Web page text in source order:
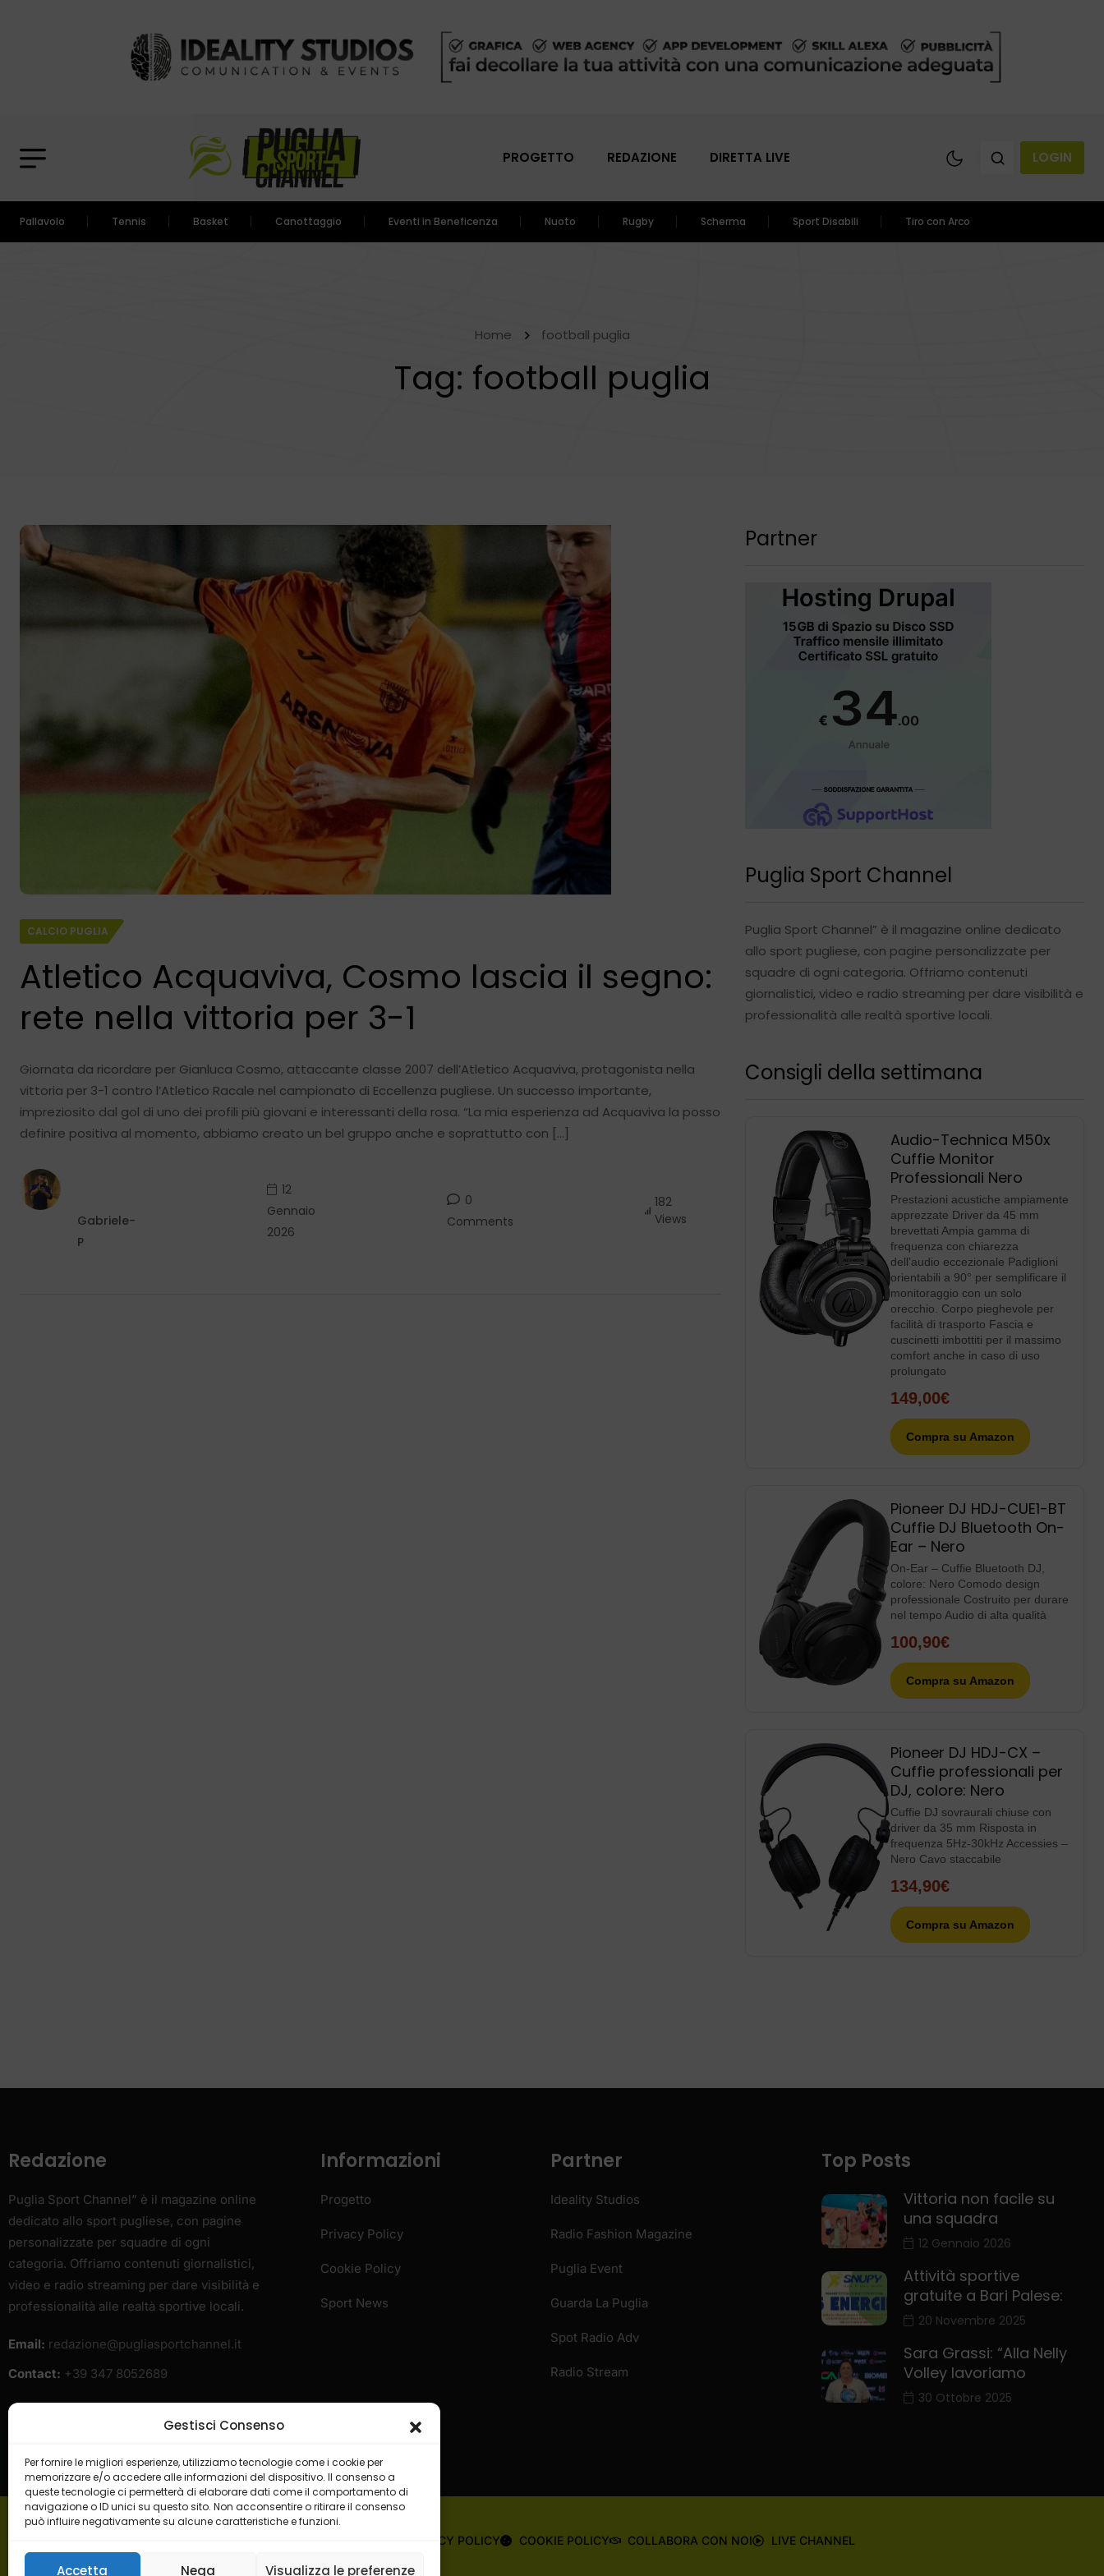
Gestisci Consenso
Per fornire le migliori esperienze, utilizziamo tecnologie come i cookie per
memorizzare e/o accedere alle informazioni del dispositivo. Il consenso a
queste tecnologie ci permetterà di elaborare dati come il comportamento di
navigazione o ID unici su questo sito. Non acconsentire o ritirare il consenso
può influire negativamente su alcune caratteristiche e funzioni.
Accetta Nega Visualizza le preferenze
PROGETTO REDAZIONE DIRETTA LIVE LOGIN
Pallavolo Tennis Basket Canottaggio Eventi in Beneficenza Nuoto Rugby Scherma Sport Disabili Tiro con Arco
Home football puglia
Tag: football puglia
CALCIO PUGLIA
Atletico Acquaviva, Cosmo lascia il segno:
rete nella vittoria per 3-1
Giornata da ricordare per Gianluca Cosmo, attaccante classe 2007 dell’Atletico Acquaviva, protagonista nella
vittoria per 3-1 contro l’Atletico Racale nel campionato di Eccellenza pugliese. Un successo importante,
impreziosito dal gol di uno dei profili più giovani e interessanti della rosa. “La mia esperienza ad Acquaviva la posso
definire positiva al momento, abbiamo creato un bel gruppo anche e soprattutto con […]
Gabriele-
P
12
Gennaio
2026
0
Comments
182
Views
Partner
Puglia Sport Channel
Puglia Sport Channel” è il magazine online dedicato
allo sport pugliese, con pagine personalizzate per
squadre di ogni categoria. Offriamo contenuti
giornalistici, video e radio streaming per dare visibilità e
professionalità alle realtà sportive locali.
Consigli della settimana
Audio-Technica M50x
Cuffie Monitor
Professionali Nero
Prestazioni acustiche ampiamente
apprezzate Driver da 45 mm
brevettati Ampia gamma di
frequenza con chiarezza
dell’audio eccezionale Padiglioni
orientabili a 90° per semplificare il
monitoraggio con un solo
orecchio. Corpo pieghevole per
facilità di trasporto Fascia e
cuscinetti imbottiti per il massimo
comfort anche in caso di uso
prolungato
149,00€
Compra su Amazon
Pioneer DJ HDJ-CUE1-BT
Cuffie DJ Bluetooth On-
Ear – Nero
On-Ear – Cuffie Bluetooth DJ,
colore: Nero Comodo design
professionale Costruito per durare
nel tempo Audio di alta qualità
100,90€
Compra su Amazon
Pioneer DJ HDJ-CX –
Cuffie professionali per
DJ, colore: Nero
Cuffie DJ sovraurali chiuse con
driver da 35 mm Risposta in
frequenza 5Hz-30kHz Accessies –
Nero Cavo staccabile
134,90€
Compra su Amazon
Redazione
Puglia Sport Channel” è il magazine online
dedicato allo sport pugliese, con pagine
personalizzate per squadre di ogni
categoria. Offriamo contenuti giornalistici,
video e radio streaming per dare visibilità e
professionalità alle realtà sportive locali.
Email: redazione@pugliasportchannel.it
Contact: +39 347 8052689
Informazioni
Progetto
Privacy Policy
Cookie Policy
Sport News
Partner
Ideality Studios
Radio Fashion Magazine
Puglia Event
Guarda La Puglia
Spot Radio Adv
Radio Stream
Top Posts
Vittoria non facile su
una squadra
12 Gennaio 2026
Attività sportive
gratuite a Bari Palese:
20 Novembre 2025
Sara Grassi: “Alla Nelly
Volley lavoriamo
30 Ottobre 2025
PRIVACY POLICY COOKIE POLICY COLLABORA CON NOI LIVE CHANNEL